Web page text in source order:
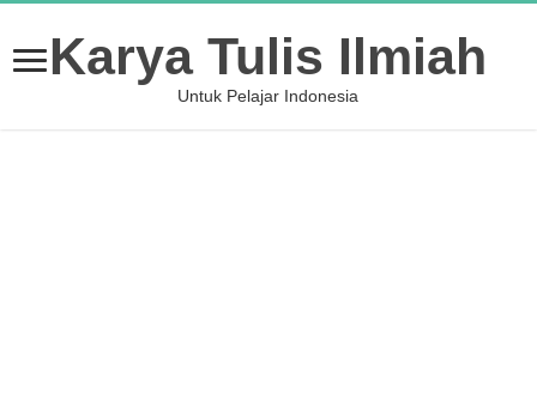
Karya Tulis Ilmiah
Untuk Pelajar Indonesia